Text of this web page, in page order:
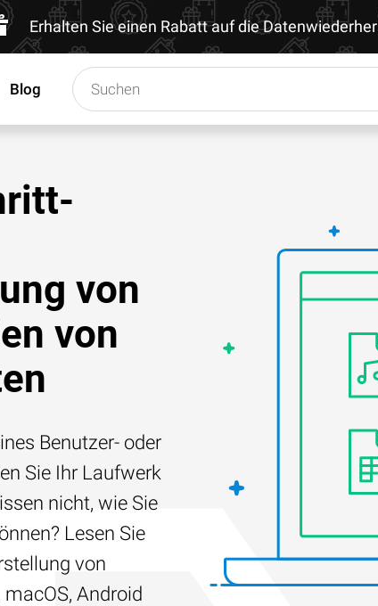
Erhalten Sie einen Rabatt auf die
Blog
von
von
Benutzer- oder
Sie Ihr Laufwerk
nicht, wie Sie
Lesen Sie
von
Android